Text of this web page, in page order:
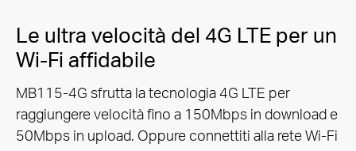
Le ultra velocità del 4G LTE per un
Wi-Fi affidabile
MB115-4G sfrutta la tecnologia 4G LTE per
raggiungere velocità fino a 150Mbps in download e
50Mbps in upload. Oppure connettiti alla rete Wi-Fi